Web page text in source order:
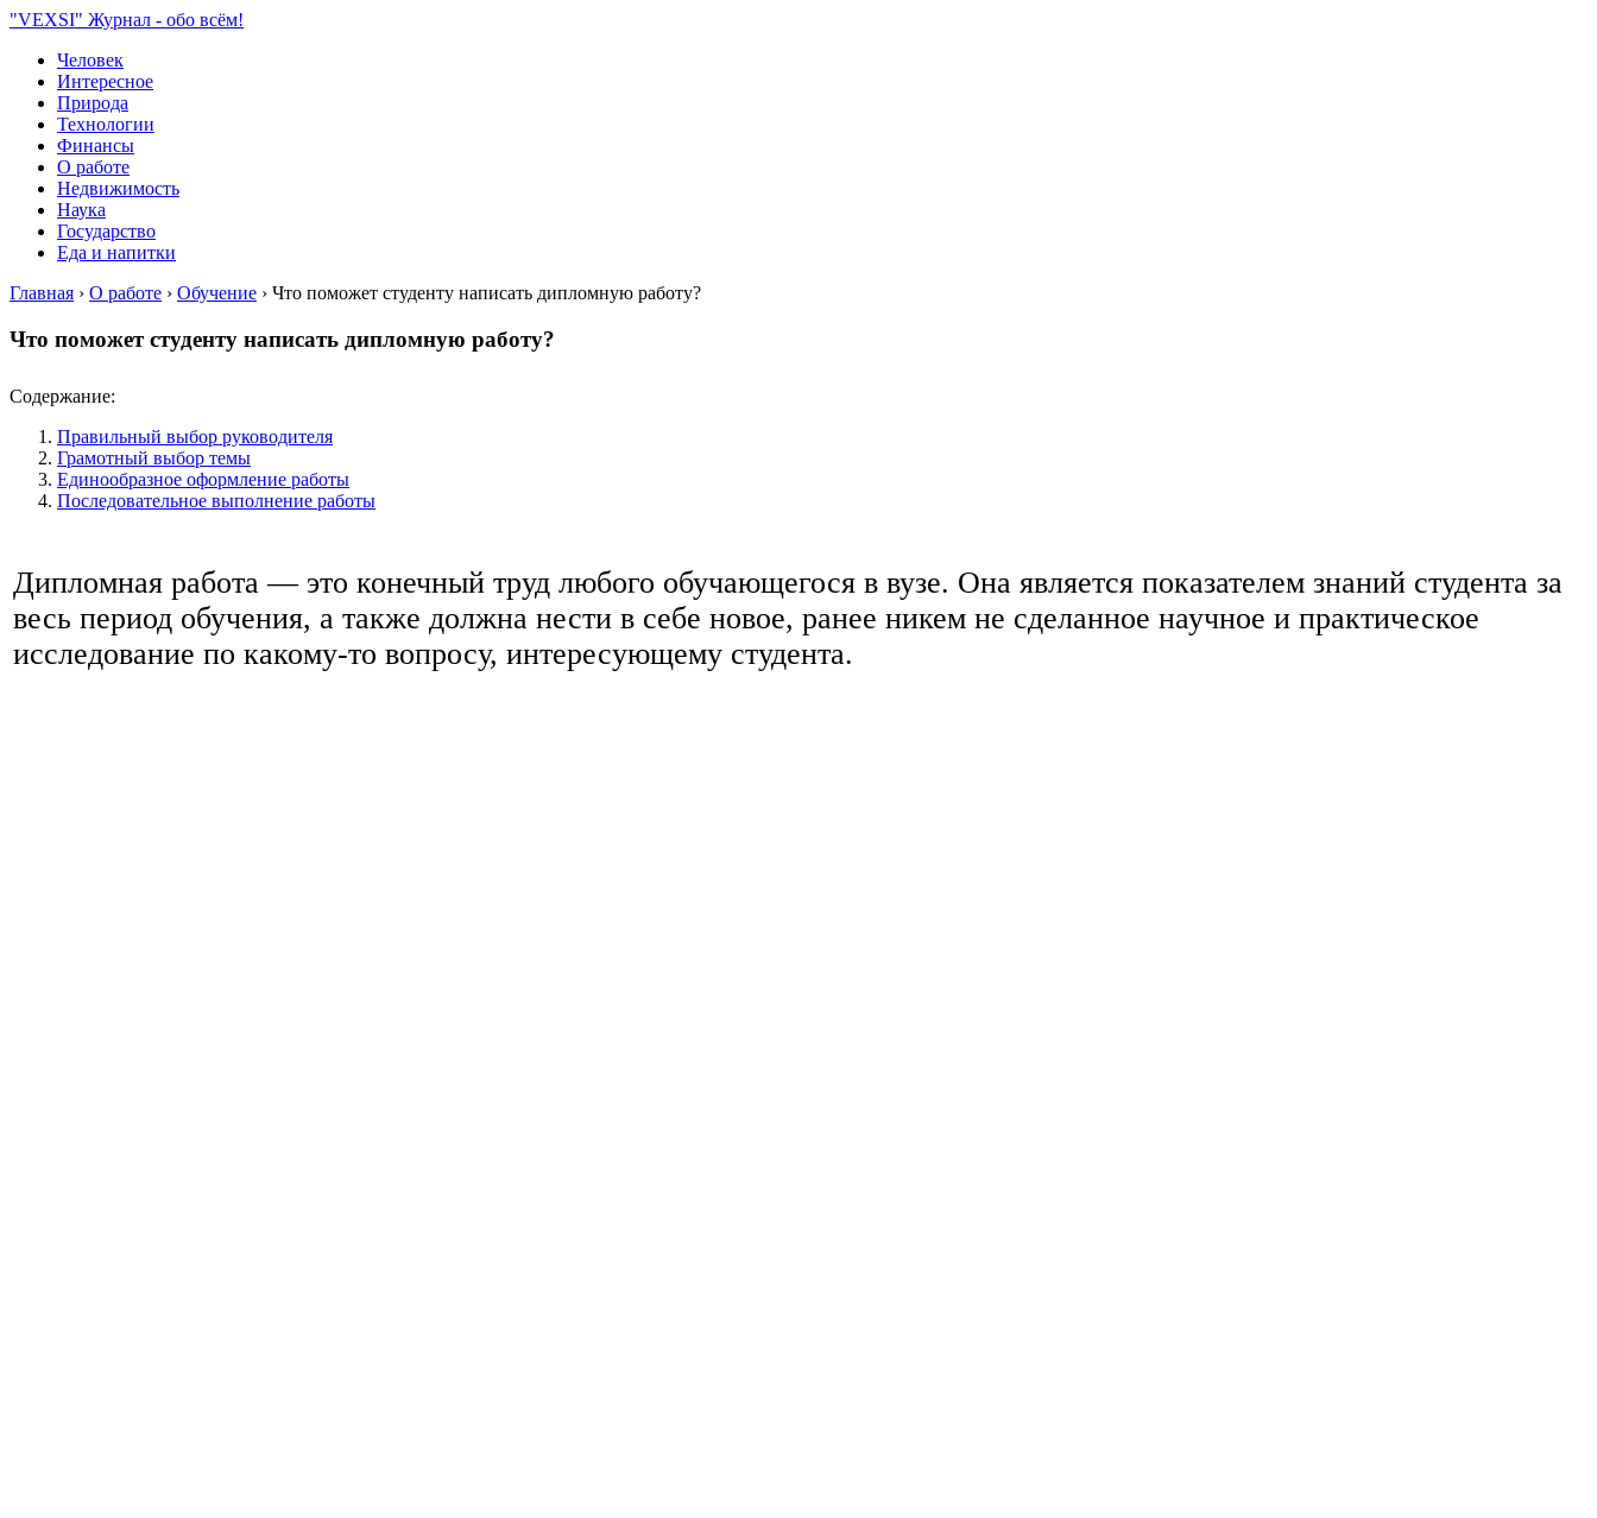
"VEXSI" Журнал - обо всём!
Человек
Интересное
Природа
Технологии
Финансы
О работе
Недвижимость
Наука
Государство
Еда и напитки
Главная › О работе › Обучение › Что поможет студенту написать дипломную работу?
Что поможет студенту написать дипломную работу?
Содержание:
Правильный выбор руководителя
Грамотный выбор темы
Единообразное оформление работы
Последовательное выполнение работы
Дипломная работа — это конечный труд любого обучающегося в вузе. Она является показателем знаний студента за
весь период обучения, а также должна нести в себе новое, ранее никем не сделанное научное и практическое
исследование по какому-то вопросу, интересующему студента.